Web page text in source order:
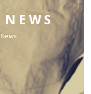
NEWS
News